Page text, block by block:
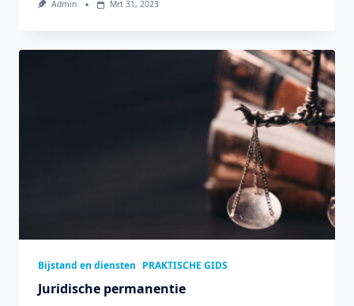
Admin Mrt 31, 2023
Bijstand en diensten PRAKTISCHE GIDS
Juridische permanentie